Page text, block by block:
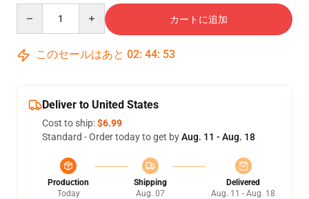
カートに追加
このセールはあと 02: 44: 52
Deliver to United States
Cost to ship:$6.99
Standard - Order today to get byAug. 11 - Aug. 18
Production
Today
Shipping
Aug. 07
Delivered
Aug. 11 - Aug. 18